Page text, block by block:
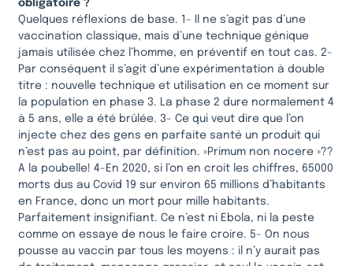
obligatoire ?
Quelques réflexions de base. 1- Il ne s’agit pas d’une
vaccination classique, mais d’une technique génique
jamais utilisée chez l’homme, en préventif en tout cas. 2-
Par conséquent il s’agit d’une expérimentation à double
titre : nouvelle technique et utilisation en ce moment sur
la population en phase 3. La phase 2 dure normalement 4
à 5 ans, elle a été brûlée. 3- Ce qui veut dire que l’on
injecte chez des gens en parfaite santé un produit qui
n’est pas au point, par définition. »Primum non nocere »??
A la poubelle! 4-En 2020, si l’on en croit les chiffres, 65000
morts dus au Covid 19 sur environ 65 millions d’habitants
en France, donc un mort pour mille habitants.
Parfaitement insignifiant. Ce n’est ni Ebola, ni la peste
comme on essaye de nous le faire croire. 5- On nous
pousse au vaccin par tous les moyens : il n’y aurait pas